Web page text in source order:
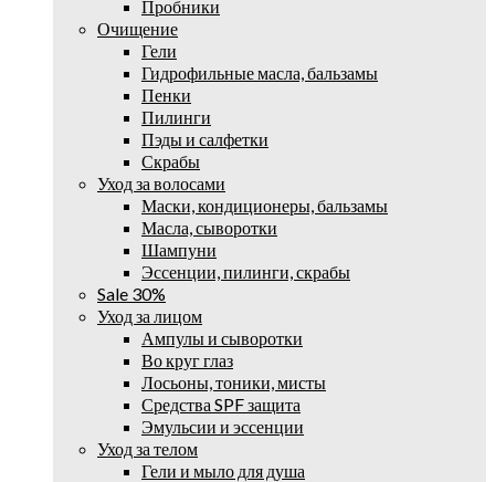
Пробники
Очищение
Гели
Гидрофильные масла, бальзамы
Пенки
Пилинги
Пэды и салфетки
Скрабы
Уход за волосами
Маски, кондиционеры, бальзамы
Масла, сыворотки
Шампуни
Эссенции, пилинги, скрабы
Sale 30%
Уход за лицом
Ампулы и сыворотки
Во круг глаз
Лосьоны, тоники, мисты
Средства SPF защита
Эмульсии и эссенции
Уход за телом
Гели и мыло для душа